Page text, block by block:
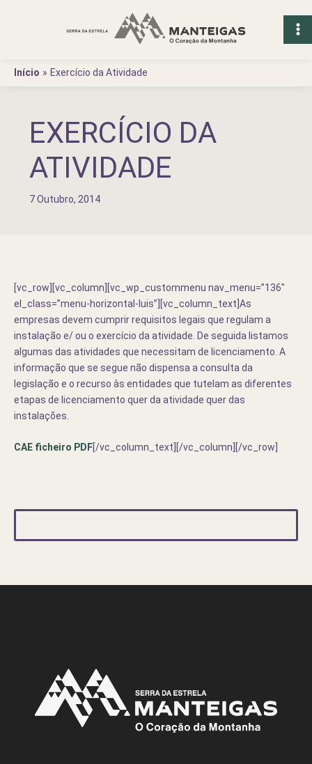
Início
Exercício da Atividade
EXERCÍCIO DA
ATIVIDADE
7 Outubro, 2014
[vc_row][vc_column][vc_wp_custommenu nav_menu=”136″
el_class=”menu-horizontal-luis”][vc_column_text]As
empresas devem cumprir requisitos legais que regulam a
instalação e/ ou o exercício da atividade. De seguida listamos
algumas das atividades que necessitam de licenciamento. A
informação que se segue não dispensa a consulta da
legislação e o recurso às entidades que tutelam as diferentes
etapas de licenciamento quer da atividade quer das
instalações.
CAE ficheiro PDF [/vc_column_text][/vc_column][/vc_row]